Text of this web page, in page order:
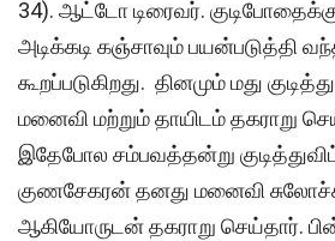
34). ஆட்டோ டிரைவர்.
அடிக்கடி கஞ்சாவும் பயன்படுத்தி
கூறப்படுகிறது. தினமும் மது
மனைவி மற்றும் தாயிடம் தகராறு
இதேபோல சம்பவத்தன்று
குணசேகரன் தனது மனைவி
ஆகியோருடன் தகராறு செய்தார்.